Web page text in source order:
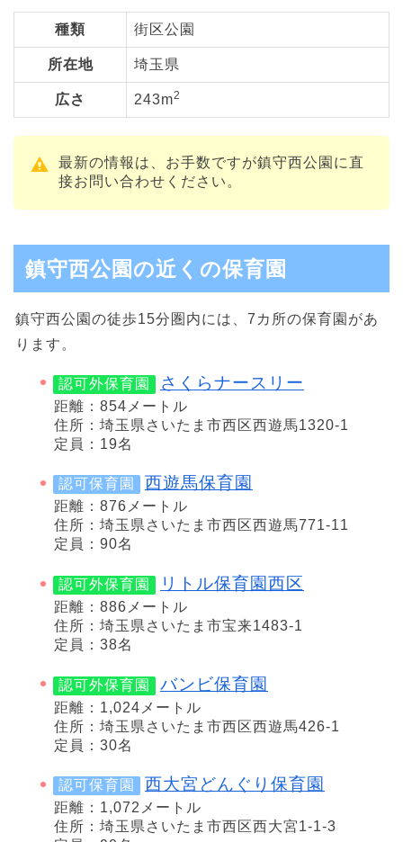
種類 街区公園
所在地 埼玉県
広さ 243m2
最新の情報は、お手数ですが鎮守西公園に直
接お問い合わせください。
鎮守西公園の近くの保育園
鎮守西公園の徒歩15分圏内には、7カ所の保育園があ
ります。
認可外保育園 さくらナースリー
距離：854メートル
住所：埼玉県さいたま市西区西遊馬1320-1
定員：19名
認可保育園 西遊馬保育園
距離：876メートル
住所：埼玉県さいたま市西区西遊馬771-11
定員：90名
認可外保育園 リトル保育園西区
距離：886メートル
住所：埼玉県さいたま市宝来1483-1
定員：38名
認可外保育園 バンビ保育園
距離：1,024メートル
住所：埼玉県さいたま市西区西遊馬426-1
定員：30名
認可保育園 西大宮どんぐり保育園
距離：1,072メートル
住所：埼玉県さいたま市西区西大宮1-1-3